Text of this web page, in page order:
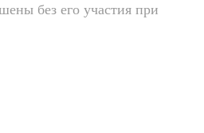
без его участия при